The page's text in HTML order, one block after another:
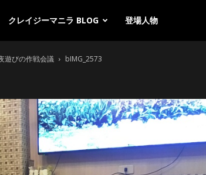
クレイジーマニラ BLOG 登場人物
遊びの作戦会議 bIMG_2573